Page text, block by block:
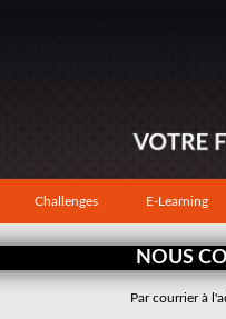
Challenges E-Learning
NOUS
Par courrier à